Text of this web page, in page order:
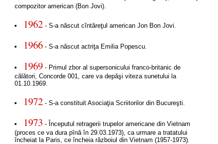
compozitor american (Bon Jovi).
1962- S-a născut cîntăreţul american Jon Bon Jovi.
1966- S-a născut actriţa Emilia Popescu.
1969- Primul zbor al supersonicului franco-britanic de
călători, Concorde 001, care va depăşi viteza sunetului la
01.10.1969.
1972- S-a constituit Asociaţia Scriitorilor din Bucureşti.
1973 - Începutul retragerii trupelor americane din Vietnam
(proces ce va dura pînă în 29.03.1973), ca urmare a tratatului
încheiat la Paris, ce încheia războiul din Vietnam (1957-1973).